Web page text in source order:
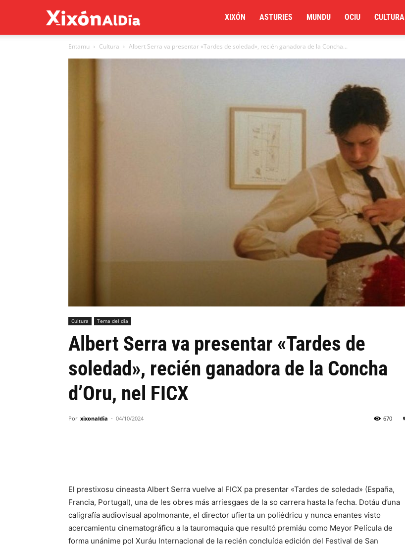
al
XIXÓN ASTURIES MUNDU OCIU CULTURA
Entamu Cultura Albert Serra va presentar «Tardes de soledad», recién ganadora de la Concha...
Cultura Tema del día
Albert Serra va presentar «Tardes de
soledad», recién ganadora de la Concha
d’Oru, nel FICX
Por xixonaldia - 04/10/2024 670
El prestixosu cineasta Albert Serra vuelve al FICX pa presentar «Tardes de soledad» (España,
Francia, Portugal), una de les obres más arriesgaes de la so carrera hasta la fecha. Dotáu d’una
caligrafía audiovisual apolmonante, el director ufierta un poliédricu y nunca enantes visto
acercamientu cinematográficu a la tauromaquia que resultó premiáu como Meyor Película de
forma unánime pol Xuráu Internacional de la recién concluída edición del Festival de San